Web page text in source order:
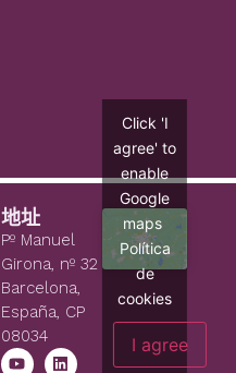
地址
Pº Manuel
Girona, nº 32
Barcelona,
España, CP
08034
Click 'I
agree' to
enable
Google
maps
Política
de
cookies
I agree